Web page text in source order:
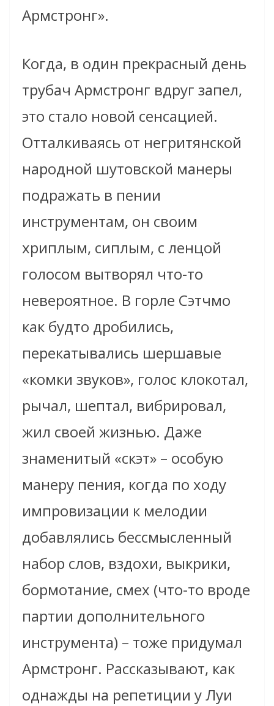
Армстронг».
Когда, в один прекрасный день
трубач Армстронг вдруг запел,
это стало новой сенсацией.
Отталкиваясь от негритянской
народной шутовской манеры
подражать в пении
инструментам, он своим
хриплым, сиплым, с ленцой
голосом вытворял что-то
невероятное. В горле Сэтчмо
как будто дробились,
перекатывались шершавые
«комки звуков», голос клокотал,
рычал, шептал, вибрировал,
жил своей жизнью. Даже
знаменитый «скэт» – особую
манеру пения, когда по ходу
импровизации к мелодии
добавлялись бессмысленный
набор слов, вздохи, выкрики,
бормотание, смех (что-то вроде
партии дополнительного
инструмента) – тоже придумал
Армстронг. Рассказывают, как
однажды на репетиции у Луи